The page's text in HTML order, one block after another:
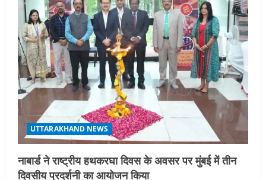
UTTARAKHAND NEWS
नाबार्ड ने राष्ट्रीय हथकरघा दिवस के अवसर पर मुंबई में तीन
दिवसीय प्रदर्शनी का आयोजन किया